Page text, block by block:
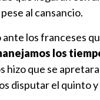
al cansancio.
los franceses
los
hizo que se
disputar el quinto